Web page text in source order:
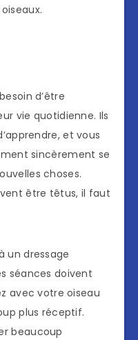
d’être
vie quotidienne. Ils
et vous
sincèrement se
choses.
être têtus, il faut
un dressage
séances doivent
avec votre oiseau
plus réceptif.
beaucoup